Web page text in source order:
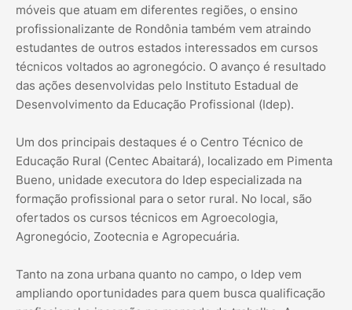
móveis que atuam em diferentes regiões, o ensino
profissionalizante de Rondônia também vem atraindo
estudantes de outros estados interessados em cursos
técnicos voltados ao agronegócio. O avanço é resultado
das ações desenvolvidas pelo Instituto Estadual de
Desenvolvimento da Educação Profissional (Idep).
Um dos principais destaques é o Centro Técnico de
Educação Rural (Centec Abaitará), localizado em Pimenta
Bueno, unidade executora do Idep especializada na
formação profissional para o setor rural. No local, são
ofertados os cursos técnicos em Agroecologia,
Agronegócio, Zootecnia e Agropecuária.
Tanto na zona urbana quanto no campo, o Idep vem
ampliando oportunidades para quem busca qualificação